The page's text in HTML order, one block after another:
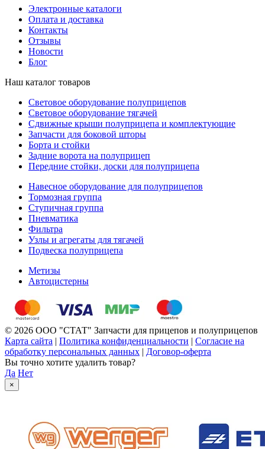
Электронные каталоги
Оплата и доставка
Контакты
Отзывы
Новости
Блог
Наш каталог товаров
Световое оборудование полуприцепов
Световое оборудование тягачей
Сдвижные крыши полуприцепа и комплектующие
Запчасти для боковой шторы
Борта и стойки
Задние ворота на полуприцеп
Передние стойки, доски для полуприцепа
Навесное оборудование для полуприцепов
Тормозная группа
Ступичная группа
Пневматика
Фильтра
Узлы и агрегаты для тягачей
Подвеска полуприцепа
Метизы
Автоцистерны
© 2026 ООО "СТАТ" Запчасти для прицепов и полуприцепов
Карта сайта | Политика конфиденциальности | Согласие на
обработку персональных данных | Договор-оферта
Вы точно хотите удалить товар?
Да Нет
×